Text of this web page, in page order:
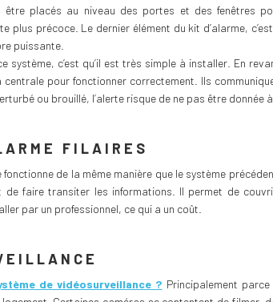
être placés au niveau des portes et des fenêtres
plus précoce. Le dernier élément du kit d’alarme,
puissante.
système, c’est qu’il est très simple à installer. En
pour fonctionner correctement. Ils
ou brouillé, l’alerte risque de ne pas être donnée
FILAIRES
fonctionne de la même manière que le système
de faire transiter les informations. Il permet de
par un professionnel, ce qui a un coût.
de vidéosurveillance ? Principalement